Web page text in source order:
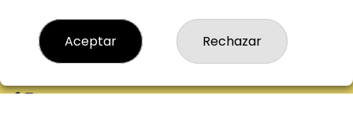
Registro
Aceptar Rechazar